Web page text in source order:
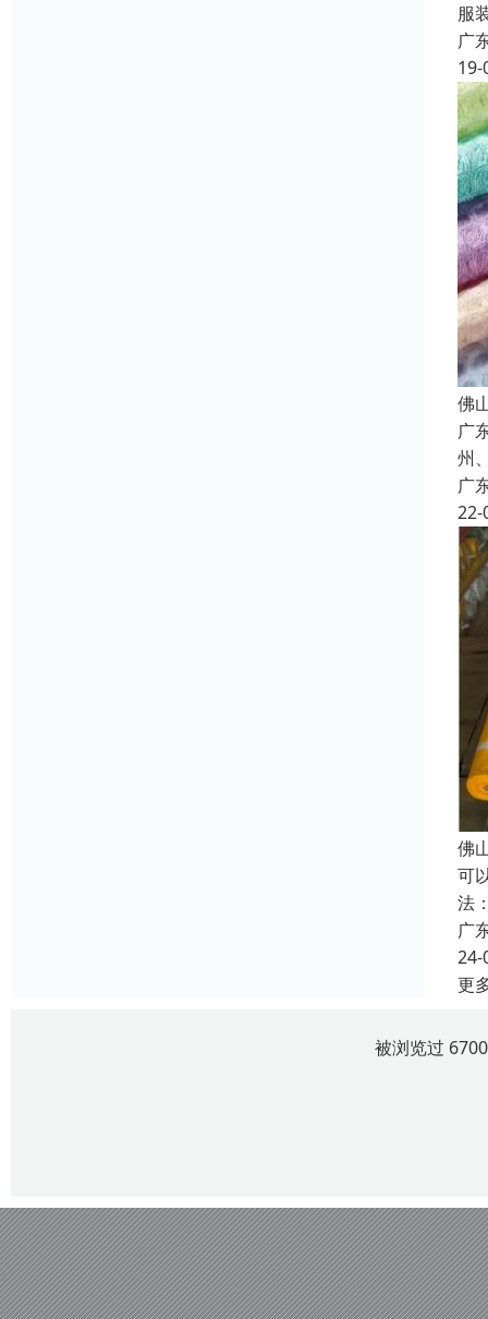
服
广
19-
佛
广
州
广
22-
佛
可
法
广
24-
更
被浏览过